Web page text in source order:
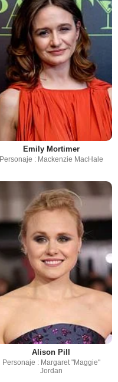
Emily Mortimer
Personaje : Mackenzie MacHale
Alison Pill
Personaje : Margaret "Maggie"
Jordan